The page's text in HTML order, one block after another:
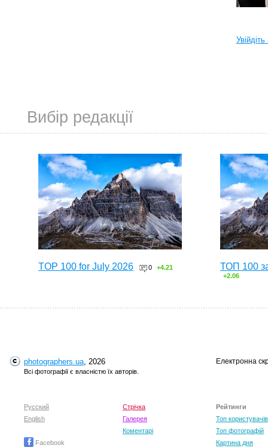
Вибір редакції
TOP 100 for July 2026 0 +4.21 ТОП 100
+2.06
photographers.ua, 2026
Всі фотографії є власністю їх авторів.
Електронна
Русский
English
Facebook
Стрічка
Галерея
Коментарі
Рейтинги
Топ користувачів
Топ фотографій
Картина дня